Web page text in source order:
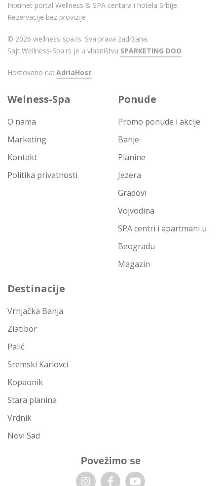
Internet portal Wellness & SPA centara i hotela Srbije.
Rezervacije bez provizije
© 2026 wellness-spa.rs. Sva prava zadržana.
Sajt Wellness-Spa.rs je u vlasništvu SPARKETING DOO
Hostovano na: AdriaHost
Welness-Spa
O nama
Marketing
Kontakt
Politika privatnosti
Ponude
Promo ponude i akcije
Banje
Planine
Jezera
Gradovi
Vojvodina
SPA centri i apartmani u
Beogradu
Magazin
Destinacije
Vrnjačka Banja
Zlatibor
Palić
Sremski Karlovci
Kopaonik
Stara planina
Vrdnik
Novi Sad
Povežimo se